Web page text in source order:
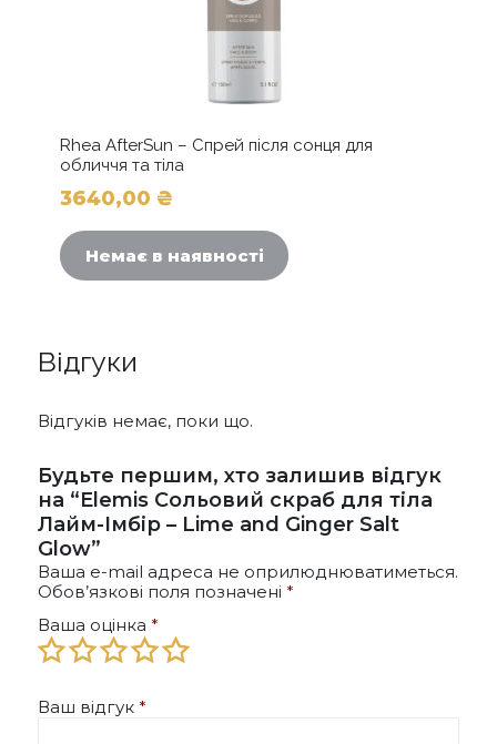
Rhea AfterSun – Спрей після сонця для
обличчя та тіла
3640,00 ₴
Немає в наявності
Відгуки
Відгуків немає, поки що.
Будьте першим, хто залишив відгук
на “Elemis Сольовий скраб для тіла
Лайм-Імбір – Lime and Ginger Salt
Glow”
Ваша e-mail адреса не оприлюднюватиметься.
Обов’язкові поля позначені *
Ваша оцінка *
Ваш відгук *